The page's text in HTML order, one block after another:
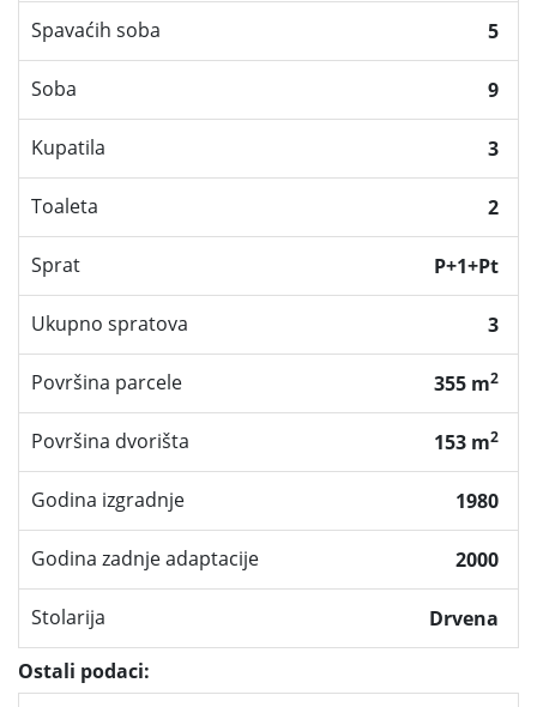
Spavaćih soba 5
Soba 9
Kupatila 3
Toaleta 2
Sprat P+1+Pt
Ukupno spratova 3
Površina parcele 355 m2
Površina dvorišta 153 m2
Godina izgradnje 1980
Godina zadnje adaptacije 2000
Stolarija
Drvena
Ostali podaci: